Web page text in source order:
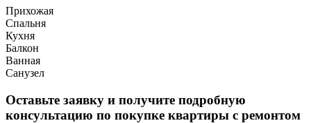
Прихожая
Спальня
Кухня
Балкон
Ванная
Санузел
Оставьте заявку и получите подробную
консультацию по покупке квартиры с ремонтом